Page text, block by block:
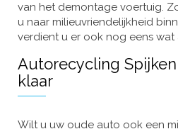
van het demontage voertuig.
u naar milieuvriendelijkheid
verdient u er ook nog eens wat
Autorecycling
klaar
Wilt u uw oude auto ook een